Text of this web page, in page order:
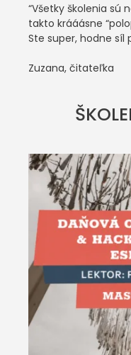
“Všetky školenia sú
takto krááásne
Ste super, hodne síl
Zuzana, čitateľka